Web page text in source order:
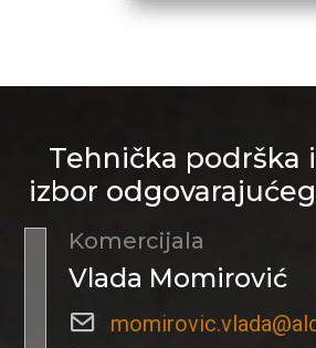
Tehnička podrška
izbor
Komercijala
Vlada Momirović